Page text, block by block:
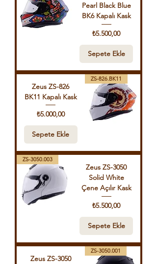
Pearl Black Blue
BK6 Kapalı Kask
Fiyat
₺5.500,00
Sepete Ekle
ZS-826.BK11
Zeus ZS-826
BK11 Kapalı Kask
Fiyat
₺5.000,00
Sepete Ekle
ZS-3050.003
Zeus ZS-3050
Solid White
Çene Açılır Kask
Fiyat
₺5.500,00
Sepete Ekle
ZS-3050.001
Zeus ZS-3050